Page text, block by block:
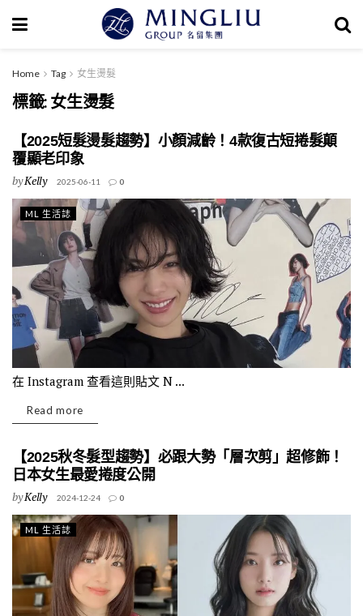
Home Tag 女生燙髮
標籤: 女生燙髮
【2025短髮燙髮趨勢】小顏減齡！4款復古短捲髮顛
覆顯老印象
byKelly 2025-06-11 0
ML 生活誌
在 Instagram 查看這則貼文 N ...
Read more
【2025秋冬髮型趨勢】必跟大勢「層次剪」超修飾！
日本女生最愛捲度公開
byKelly 2024-12-24 0
ML 生活誌